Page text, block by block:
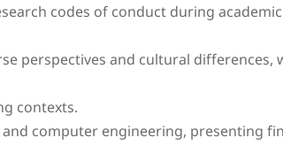
codes of conduct during
perspectives and cultural
contexts.
computer engineering, presenting